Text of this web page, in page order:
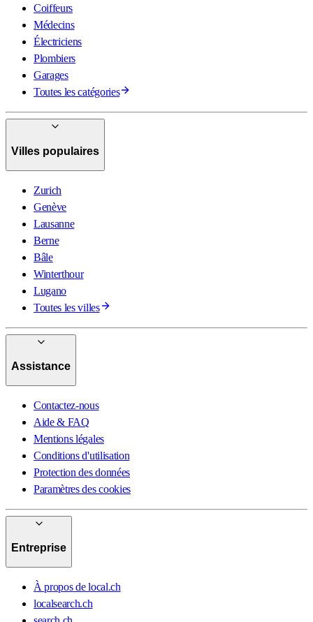
Coiffeurs
Médecins
Électriciens
Plombiers
Garages
Toutes les catégories
Villes populaires
Zurich
Genève
Lausanne
Berne
Bâle
Winterthour
Lugano
Toutes les villes
Assistance
Contactez-nous
Aide & FAQ
Mentions légales
Conditions d'utilisation
Protection des données
Paramètres des cookies
Entreprise
À propos de local.ch
localsearch.ch